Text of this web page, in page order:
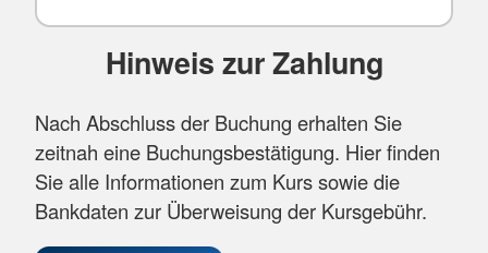
Hinweis zur Zahlung
Nach Abschluss der Buchung erhalten Sie
zeitnah eine Buchungsbestätigung. Hier finden
Sie alle Informationen zum Kurs sowie die
Bankdaten zur Überweisung der Kursgebühr.